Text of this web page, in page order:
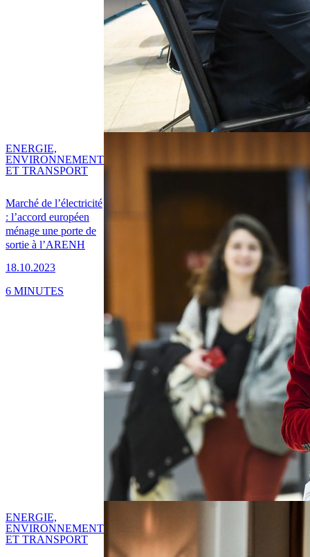
Marché de l’électricité
: l’accord européen
ménage une porte de
sortie à l’ARENH
18.10.2023
ENERGIE,
ENVIRONNEMENT
ET TRANSPORT
6 MINUTES
ENERGIE,
ENVIRONNEMENT
ET TRANSPORT